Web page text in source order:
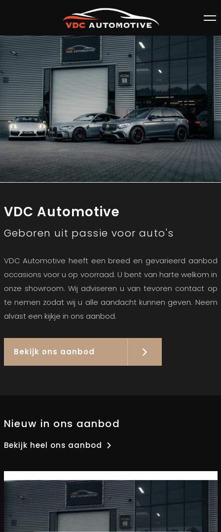
VDC Automotive
Geboren uit passie voor auto's
VDC Automotive heeft een breed en gevarieerd aanbod
occasions voor u op voorraad. U bent van harte welkom in
onze showroom. Wij adviseren u van tevoren contact op
te nemen zodat wij u alle aandacht kunnen geven. Neem
alvast een kijkje in ons aanbod.
Bekijk ons aanbod
Nieuw in ons aanbod
Bekijk heel ons aanbod